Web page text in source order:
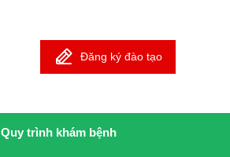
Đăng ký đào tạo
Quy trình khám bệnh